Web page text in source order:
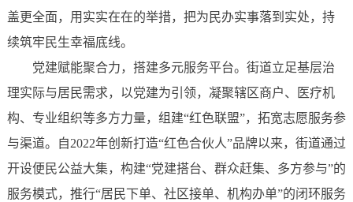
盖更全面，用实实在在的举措，把为民办实事落到实处，持
续筑牢民生幸福底线。
党建赋能聚合力，搭建多元服务平台。街道立足基层治
理实际与居民需求，以党建为引领，凝聚辖区商户、医疗机
构、专业组织等多方力量，组建“红色联盟”，拓宽志愿服务参
与渠道。自2022年创新打造“红色合伙人”品牌以来，街道通过
开设便民公益大集，构建“党建搭台、群众赶集、多方参与”的
服务模式，推行“居民下单、社区接单、机构办单”的闭环服务